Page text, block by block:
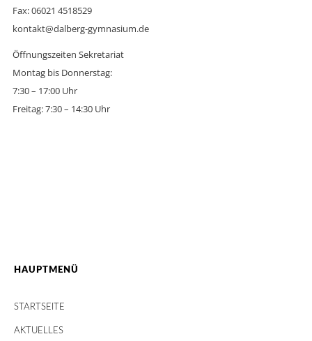
Fax: 06021 4518529
kontakt@dalberg-gymnasium.de
Öffnungszeiten Sekretariat
Montag bis Donnerstag:
7:30 – 17:00 Uhr
Freitag: 7:30 – 14:30 Uhr
HAUPTMENÜ
STARTSEITE
AKTUELLES